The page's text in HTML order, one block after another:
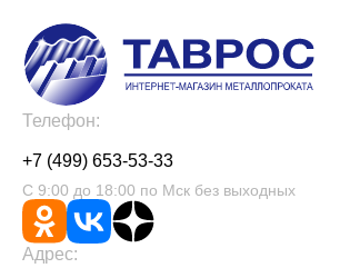
Телефон:
+7 (499) 653-53-33
С 9:00 до 18:00 по Мск без выходных
Адрес: